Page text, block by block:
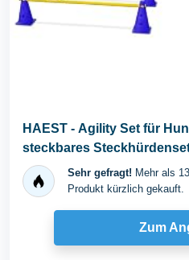
HAEST - Agility Set für
steckbares
Hütchen...Sehr gefragt! Mehr als
Produkt kürzlich gekauft.
Zum